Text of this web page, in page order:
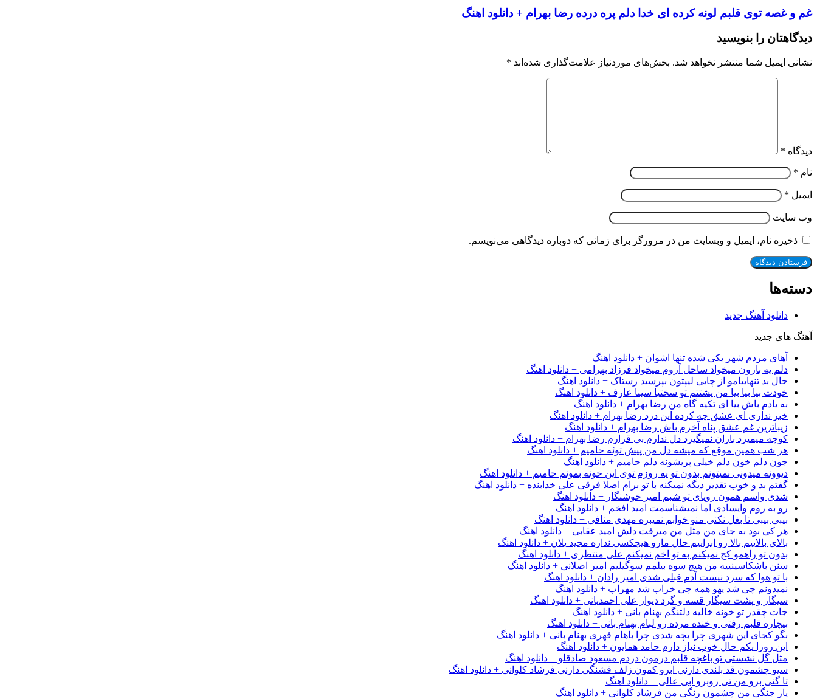
غم و غصه توی قلبم لونه کرده ای خدا دلم پره درده رضا بهرام + دانلود اهنگ
دیدگاهتان را بنویسید
نشانی ایمیل شما منتشر نخواهد شد. بخش‌های موردنیاز علامت‌گذاری شده‌اند *
دیدگاه *
نام *
ایمیل *
وب‌ سایت
ذخیره نام، ایمیل و وبسایت من در مرورگر برای زمانی که دوباره دیدگاهی می‌نویسم.
دسته‌ها
دانلود آهنگ جدید
آهنگ های جدید
آهای مردم شهر یکی شده تنها اشوان + دانلود اهنگ
دلم یه بارون میخواد ساحل آروم میخواد فرزاد بهرامی + دانلود اهنگ
حال بد تنهاییامو از چایی لیپتون بپرسید رستاک + دانلود اهنگ
خودت بیا بیا بیا من پشتتم تو سختیا سینا عارف + دانلود اهنگ
به یادم باش بیا ای تکیه گاه من رضا بهرام + دانلود اهنگ
خبر نداری ای عشق چه کرده این درد رضا بهرام + دانلود اهنگ
زیباترین غم عشق پناه آخرم باش رضا بهرام + دانلود اهنگ
کوچه میمیرد باران نمیگیرد دل ندارم بی قرارم رضا بهرام + دانلود اهنگ
هر شب همین موقع که میشه دل من پیش توئه حامیم + دانلود اهنگ
جون دلم خون دلم خیلی پریشونه دلم حامیم + دانلود اهنگ
دیوونه میدونی نمیتونم بدون تو یه روزم توی این خونه بمونم حامیم + دانلود اهنگ
گفتم بد و خوب تقدیر دیگه نمیکنه با تو برام اصلا فرقی علی خدابنده + دانلود اهنگ
شدی واسم همون رویای تو شبم امیر خوشنگار + دانلود اهنگ
رو به روم وایسادی اما نمیشناسمت امید افخم + دانلود اهنگ
بیبی بیبی تا بغل نکنی منو خوابم نمیبره مهدی منافی + دانلود اهنگ
هر کی بود به جای من مثل من میرفت دلش امید عقابی + دانلود اهنگ
بالای بالاییم بالا رو ابراییم حال مارو هیچکسی نداره مجید یلان + دانلود اهنگ
بدون تو راهمو کج نمیکنم به تو اخم نمیکنم علی منتظری + دانلود اهنگ
سنن باشکاسینییه من هیچ سوه بیلمم سوگیلیم امیر اصلانی + دانلود اهنگ
با تو هوا که سرد نیست آدم قبلی شدی امیر رادان + دانلود اهنگ
نمیدونم چی شد یهو همه چی خراب شد مهراب + دانلود اهنگ
سیگار و پشت سیگار قسه و گرد دیوار علی احمدیانی + دانلود اهنگ
جات چقدر تو خونه خالیه دلتنگم بهنام بانی + دانلود اهنگ
بیچاره قلبم رفتی و خنده مرده رو لبام بهنام بانی + دانلود اهنگ
بگو کجای این شهری چرا بچه شدی چرا باهام قهری بهنام بانی + دانلود اهنگ
این روزا یکم حال خوب نیاز دارم حامد همایون + دانلود اهنگ
مثل گل نشستی تو باغچه قلبم درمون دردم مسعود صادقلو + دانلود اهنگ
سیو چشمون قد بلندی دارنی ابرو کمون زلف قشنگی دارنی فرشاد کلوانی + دانلود اهنگ
تا گنی برو من تی روبرو ابی عالی + دانلود اهنگ
یار جنگی من چشمون رنگی من فرشاد کلوانی + دانلود اهنگ